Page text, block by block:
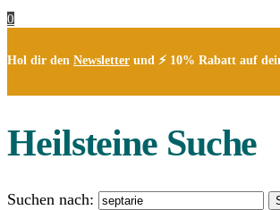
0
Hol dir den Newsletter und ⚡ 10% Rabatt auf
Heilsteine Suche
Suchen nach: